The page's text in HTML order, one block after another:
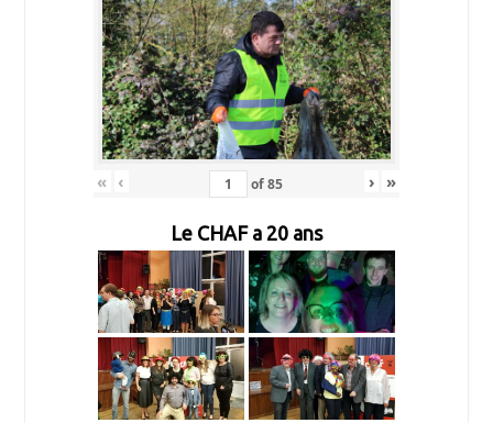
« ‹ of85 › »
Le CHAF a 20 ans